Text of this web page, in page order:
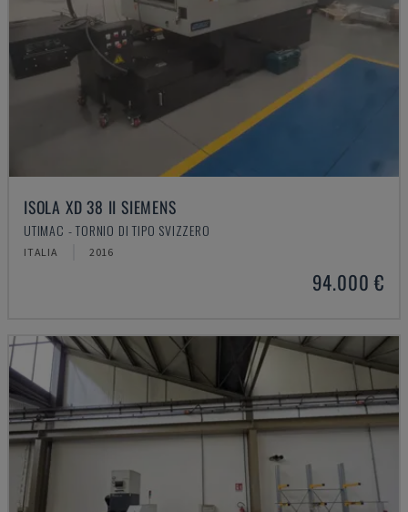
ISOLA XD 38 II SIEMENS
UTIMAC - TORNIO DI TIPO SVIZZERO
ITALIA 2016
94.000 €